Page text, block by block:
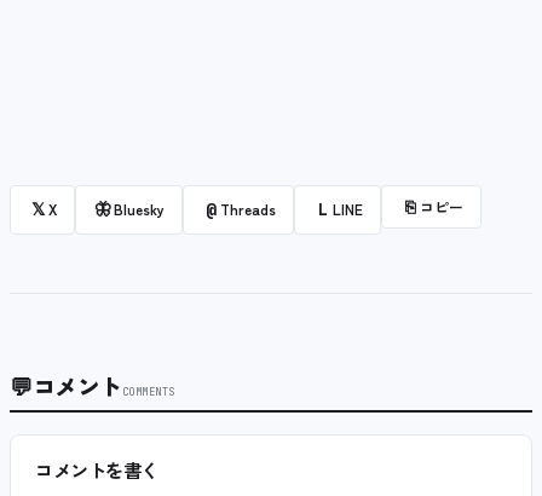
𝕏X 🦋Bluesky @ Threads L LINE ⎘ コピー
💬コメント COMMENTS
コメントを書く